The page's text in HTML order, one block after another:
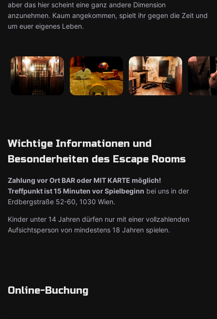
aber das hier scheint eine ganz andere Dimension
anzunehmen. Kaum angekommen, spielt ihr gegen die Zeit und
um euer eigenes Leben.
Wichtige Informationen und
Besonderheiten des Escape Rooms
Zahlung vor Ort BAR oder MIT KARTE möglich!
Treffpunkt ist 15 Minuten vor Spielbeginn bei uns in der
Erdbergstraße 52-60, 1030 Wien.
Kinder unter 14 Jahren dürfen nur mit einer vollzahlenden
Aufsichtsperson von mindestens 18 Jahren spielen.
Online-Buchung